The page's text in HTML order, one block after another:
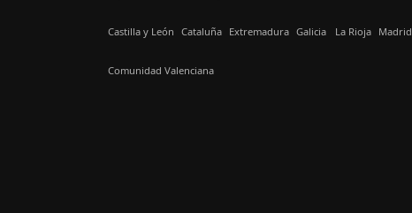
Castilla y León Cataluña Extremadura Galicia La Rioja Madrid
Comunidad Valenciana